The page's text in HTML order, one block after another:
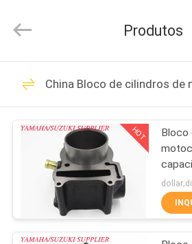
CASA
PRODUTOS
SOBRE
EXCURSÃO
Block.,Ltd.
Developed
cilindro de
motocicleta
Produtos
China Bloco de cilindros de
HOT
Bloco